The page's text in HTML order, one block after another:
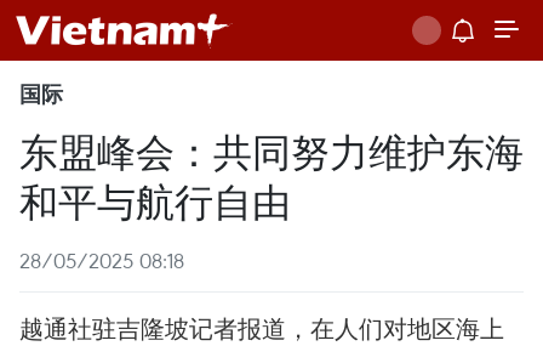
国际
东盟峰会：共同努力维护东海
和平与航行自由
28/05/2025 08:18
越通社驻吉隆坡记者报道，在人们对地区海上